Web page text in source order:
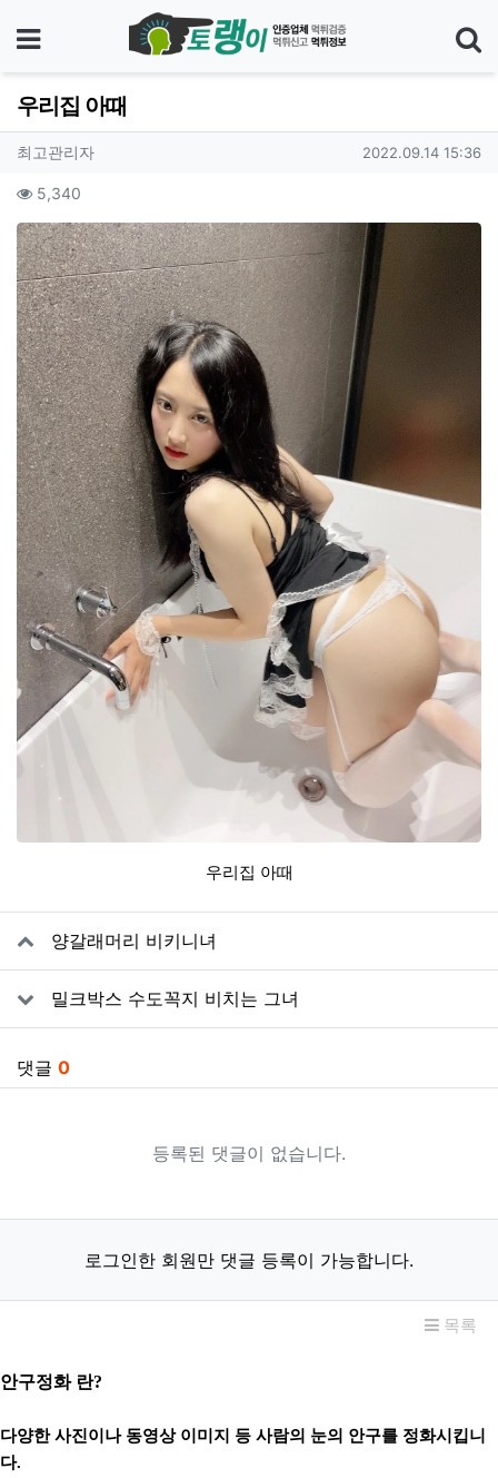
메뉴
우리집 아때
작성자 정보
최고관리자작성 작성일
2022.09.14 15:36
컨텐츠 정보
5,340
본문
우리집 아때
관련자료
양갈래머리 비키니녀
밀크박스 수도꼭지 비치는 그녀
댓글 0
등록된 댓글이 없습니다.
로그인한 회원만 댓글 등록이 가능합니다.
목록
안구정화 란?
다양한 사진이나 동영상 이미지 등 사람의 눈의 안구를 정화시킵니
다.